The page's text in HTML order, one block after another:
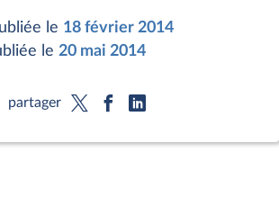
le 18 février 2014
le 20 mai 2014
partager